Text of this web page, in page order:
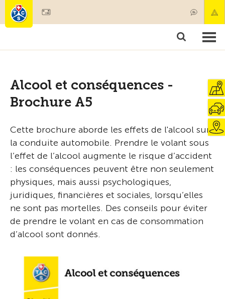
Produits & services
Alcool et conséquences -
Brochure A5
Cette brochure aborde les effets de l'alcool sur
la conduite automobile. Prendre le volant sous
l’effet de l’alcool augmente le risque d’accident
: les conséquences peuvent être non seulement
physiques, mais aussi psychologiques,
juridiques, financières et sociales, lorsqu’elles
ne sont pas mortelles. Des conseils pour éviter
de prendre le volant en cas de consommation
d’alcool sont donnés.